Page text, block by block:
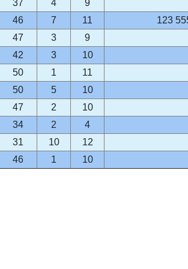
37 4
9
46 7 11
123
47 3
9
42 3
10
50 1
11
50 5
10
47 2
10
34 2
4
31 10
12
46 1 10